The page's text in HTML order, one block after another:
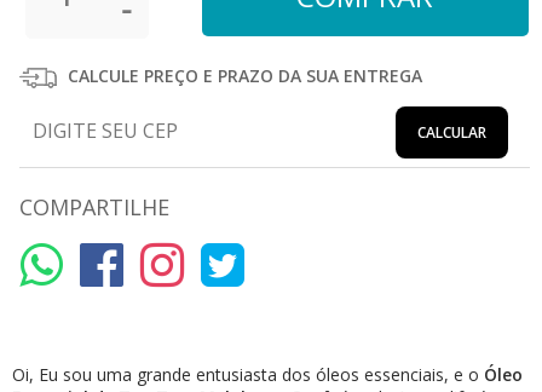
CALCULE PREÇO E PRAZO DA SUA ENTREGA
CALCULAR
COMPARTILHE
Oi, Eu sou uma grande entusiasta dos óleos essenciais, e o Óleo